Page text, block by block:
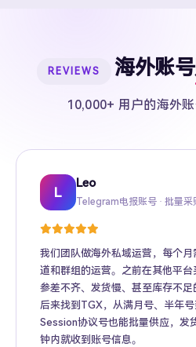
REVIEWS 海外账
10,000+ 用户的海外
L
Leo
Telegram电报账号 · 批量采
我们团队做海外私域运营，每个
道和群组的运营。之前在其他平
参差不齐、发货慢、甚至库存不足
后来找到TGX，从满月号、半年号
Session协议号也能批量供应，发
钟内就收到账号信息。
Sarah
Twitter推特高粉号 ·
Kevin
TikTok账号 · 跨境电商矩
Mike
Facebook广告账号 · 跨
Amy
Instagram账号 · 品牌海
Daniel
Gmail账号 · Apple ID ·
Jason
YouTube账号 · 内容变现
Wing
Telegram Premium代充
Richard
海外账号批发 · MCN机构